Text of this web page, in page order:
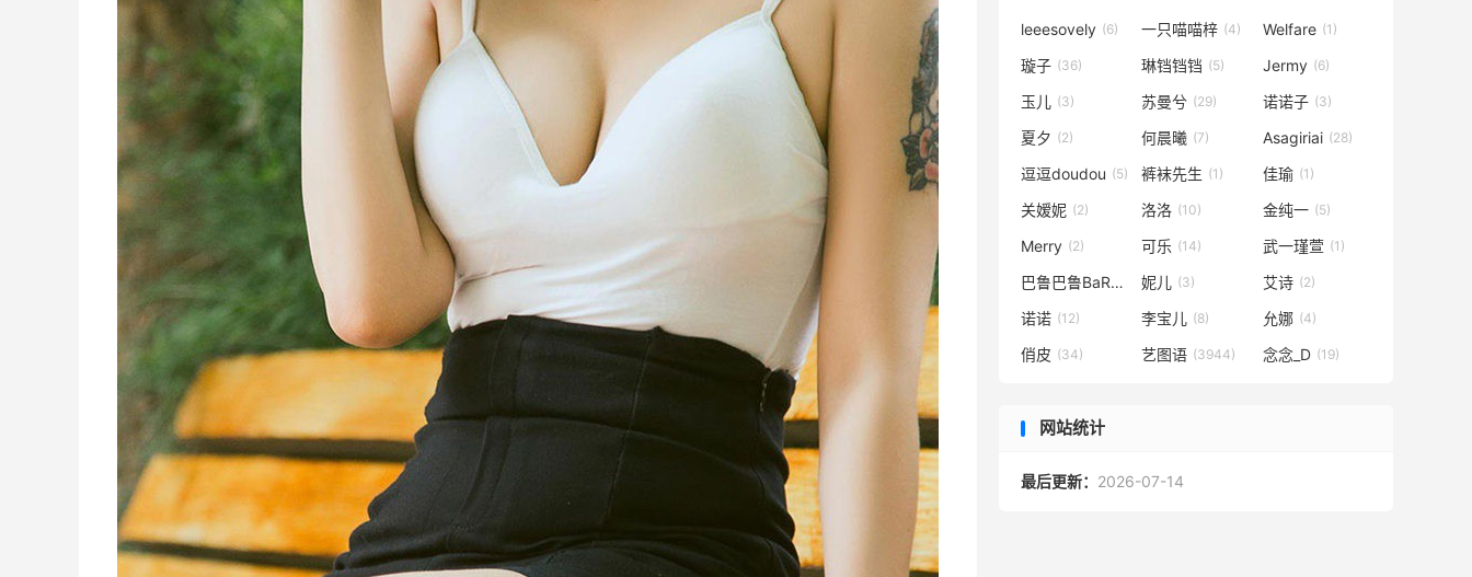
leeesovely (6) 一只喵喵梓 (4) Welfare (1)
璇子 (36) 琳铛铛铛 (5) Jermy (6)
玉儿 (3) 苏曼兮 (29) 诺诺子 (3)
夏夕 (2) 何晨曦 (7) Asagiriai (28)
逗逗doudou (5) 裤袜先生 (1) 佳瑜 (1)
关嫒妮 (2) 洛洛 (10) 金纯一 (5)
Merry (2) 可乐 (14) 武一瑾萱 (1)
巴鲁巴鲁BaRu (3)妮儿 (3) 艾诗 (2)
诺诺 (12) 李宝儿 (8) 允娜 (4)
俏皮 (34) 艺图语 (3944) 念念_D (19)
网站统计
最后更新： 2026-07-14